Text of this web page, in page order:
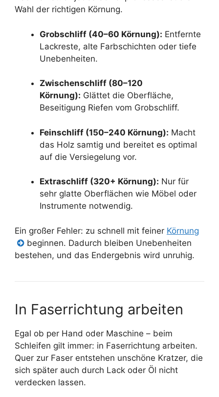
Wahl der richtigen Körnung.
Grobschliff (40–60 Körnung): Entfernte
Lackreste, alte Farbschichten oder tiefe
Unebenheiten.
Zwischenschliff (80–120
Körnung): Glättet die Oberfläche,
Beseitigung Riefen vom Grobschliff.
Feinschliff (150–240 Körnung): Macht
das Holz samtig und bereitet es optimal
auf die Versiegelung vor.
Extraschliff (320+ Körnung): Nur für
sehr glatte Oberflächen wie Möbel oder
Instrumente notwendig.
Ein großer Fehler: zu schnell mit feiner Körnung
beginnen. Dadurch bleiben Unebenheiten
bestehen, und das Endergebnis wird unruhig.
In Faserrichtung arbeiten
Egal ob per Hand oder Maschine – beim
Schleifen gilt immer: in Faserrichtung arbeiten.
Quer zur Faser entstehen unschöne Kratzer, die
sich später auch durch Lack oder Öl nicht
verdecken lassen.